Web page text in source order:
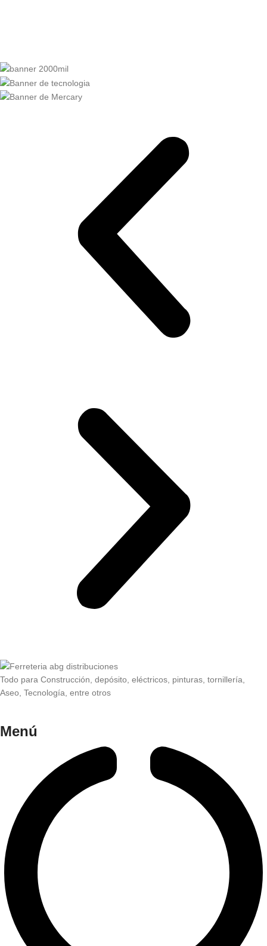
Todo para Construcción, depósito, eléctricos, pinturas, tornillería,
Aseo, Tecnología, entre otros
Menú